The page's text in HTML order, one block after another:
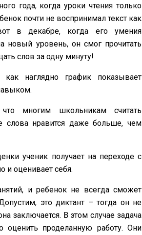
года, когда уроки чтения только
почти не воспринимал текст как
в декабре, когда его умения
новый уровень, он смог прочитать
слов за одну минуту!
как наглядно график показывает
что многим школьникам считать
слова нравится даже больше, чем
ученик получает на переходе с
и оценивает себя.
и ребенок не всегда сможет
это диктант – тогда он не
заключается. В этом случае задача
оценить проделанную работу. Они